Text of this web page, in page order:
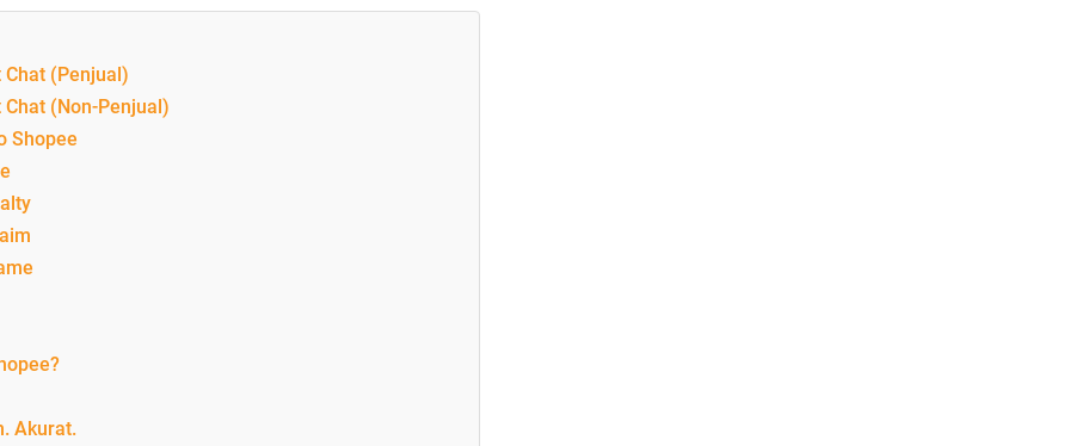
(Penjual)
(Non-Penjual)
Shopee
Akurat.